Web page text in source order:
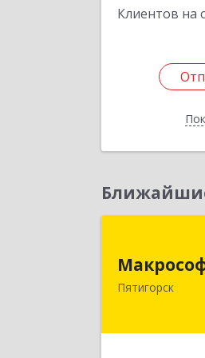
Клиентов на
Пятигорск
Пятигорск г,